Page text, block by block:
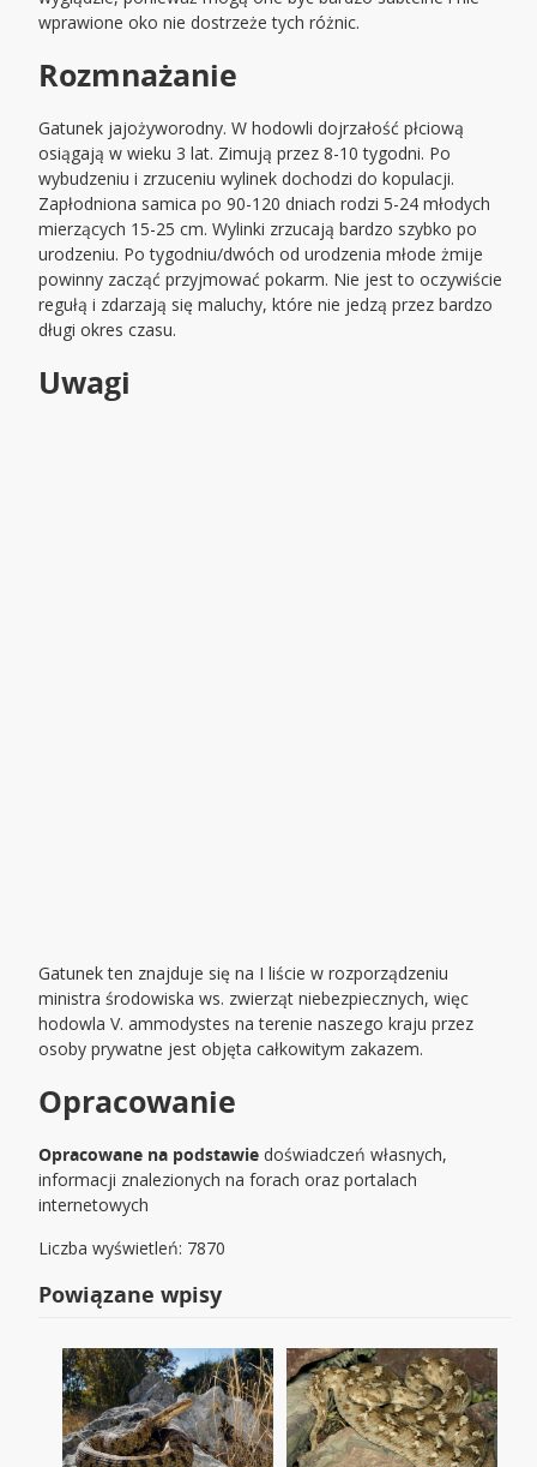
wprawione oko nie dostrzeże tych różnic.
Rozmnażanie
Gatunek jajożyworodny. W hodowli dojrzałość płciową
osiągają w wieku 3 lat. Zimują przez 8-10 tygodni. Po
wybudzeniu i zrzuceniu wylinek dochodzi do kopulacji.
Zapłodniona samica po 90-120 dniach rodzi 5-24 młodych
mierzących 15-25 cm. Wylinki zrzucają bardzo szybko po
urodzeniu. Po tygodniu/dwóch od urodzenia młode żmije
powinny zacząć przyjmować pokarm. Nie jest to oczywiście
regułą i zdarzają się maluchy, które nie jedzą przez bardzo
długi okres czasu.
Uwagi
Gatunek ten znajduje się na I liście w rozporządzeniu
ministra środowiska ws. zwierząt niebezpiecznych, więc
hodowla V. ammodystes na terenie naszego kraju przez
osoby prywatne jest objęta całkowitym zakazem.
Opracowanie
Opracowane na podstawiedoświadczeń własnych,
informacji znalezionych na forach oraz portalach
internetowych
Liczba wyświetleń: 7870
Powiązane wpisy